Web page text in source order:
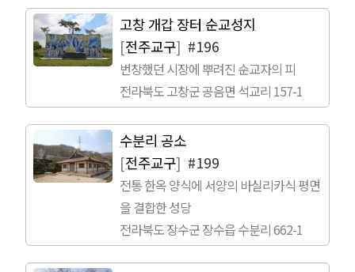
고창 개갑 장터 순교성지
[전주교구] #196
번창했던 시장에 뿌려진 순교자의 피
전라북도 고창군 공음면 석교리 157-1
수분리 공소
[전주교구] #199
전통 한옥 양식에 서양의 바실리카식 평면
을 결합한 성당
전라북도 장수군 장수읍 수분리 662-1